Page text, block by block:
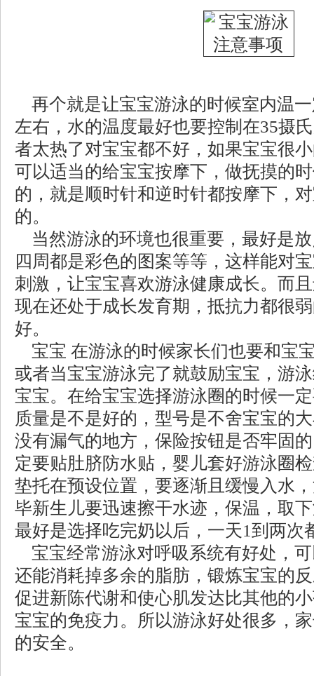
再个就是让宝宝游泳的时候室内温
左右，水的温度最好也要控制在35摄
者太热了对宝宝都不好，如果宝宝很
可以适当的给宝宝按摩下，做抚摸的
的，就是顺时针和逆时针都按摩下，
的。
当然游泳的环境也很重要，最好是
四周都是彩色的图案等等，这样能对
刺激，让宝宝喜欢游泳健康成长。而
现在还处于成长发育期，抵抗力都很
好。
宝宝 在游泳的时候家长们也要和宝
或者当宝宝游泳完了就鼓励宝宝，游
宝宝。在给宝宝选择游泳圈的时候一
质量是不是好的，型号是不舍宝宝的
没有漏气的地方，保险按钮是否牢固
定要贴肚脐防水贴，婴儿套好游泳圈
垫托在预设位置，要逐渐且缓慢入水
毕新生儿要迅速擦干水迹，保温，取
最好是选择吃完奶以后，一天1到两次
宝宝经常游泳对呼吸系统有好处，
还能消耗掉多余的脂肪，锻炼宝宝的
促进新陈代谢和使心肌发达比其他的
宝宝的免疫力。所以游泳好处很多，
的安全。